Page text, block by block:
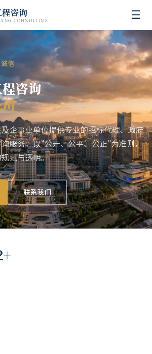
咨询
CONSULTING ☰
信
咨询
企事业单位提供专业的招标代理、政府
服务。以"公开、公平、公正"为准则，
范与透明。
联系我们